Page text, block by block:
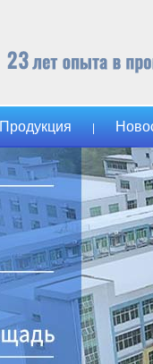
Продукция